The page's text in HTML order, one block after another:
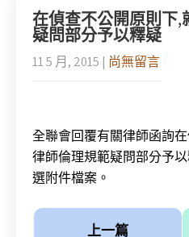
在偵查不公開原則下,
疑問部分予以釋疑
11 5 月, 2015 | 尚無留言
全聯會回覆有關律師函詢
律師倫理規範疑問部分予
選附件檔案。
上一篇